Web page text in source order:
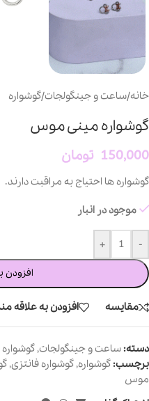
خانه/ساعت و جینگولجات/گوشواره
گوشواره مینی موس
150,000 تومان
گوشواره ها احتیاج به مراقبت دارند.
موجود در انبار
-
+
افزودن
مقایسه افزودن به علاقه
دسته: ساعت و جینگولجات, گوشواره
برچسب: گوشواره, گوشواره فانتزی,
موس